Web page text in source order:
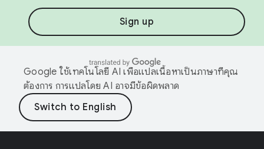
Sign up
Google ใช้เทคโนโลยี AI เพื่อแปลเนื้อหาเป็นภาษาที่คุณ
ต้องการ การแปลโดย AI อาจมีข้อผิดพลาด